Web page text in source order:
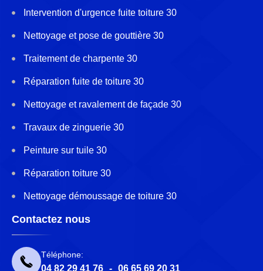
Intervention d'urgence fuite toiture 30
Nettoyage et pose de gouttière 30
Traitement de charpente 30
Réparation fuite de toiture 30
Nettoyage et ravalement de façade 30
Travaux de zinguerie 30
Peinture sur tuile 30
Réparation toiture 30
Nettoyage démoussage de toiture 30
Contactez nous
Téléphone:
04 82 29 41 76 - 06 65 69 20 31